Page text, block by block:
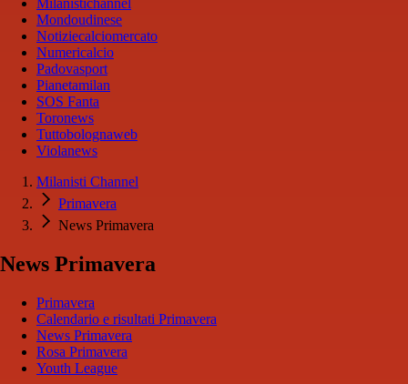
Milanistichannel
Mondoudinese
Notiziecalciomercato
Numericalcio
Padovasport
Pianetamilan
SOS Fanta
Toronews
Tuttobolognaweb
Violanews
Milanisti Channel
Primavera
News Primavera
News Primavera
Primavera
Calendario e risultati Primavera
News Primavera
Rosa Primavera
Youth League